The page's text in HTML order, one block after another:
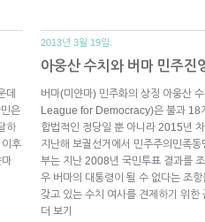
데
은
하
후
2013년 3월 19일.
아웅산 수치와 버마 민주진
버마(미얀마) 민주화의 상징 아웅산
League for Democracy)은 불과 18
합법적인 정당일 뿐 아니라 2015년
지난해 보궐선거에서 민주주의민족
부는 지난 2008년 국민투표 결과를
우 버마의 대통령이 될 수 없다는 조
갖고 있는 수치 여사를 견제하기 위한
더 보기